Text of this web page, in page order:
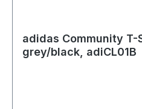
adidas Community T-
grey/black, adiCL01B